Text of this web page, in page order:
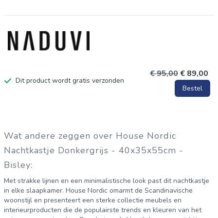
Dit product wordt gratis verzonden
€ 95,00 € 89,00
Bestel
Wat andere zeggen over House Nordic
Nachtkastje Donkergrijs - 40x35x55cm -
Bisley:
Met strakke lijnen en een minimalistische look past dit nachtkastje
in elke slaapkamer. House Nordic omarmt de Scandinavische
woonstijl en presenteert een sterke collectie meubels en
interieurproducten die de populairste trends en kleuren van het